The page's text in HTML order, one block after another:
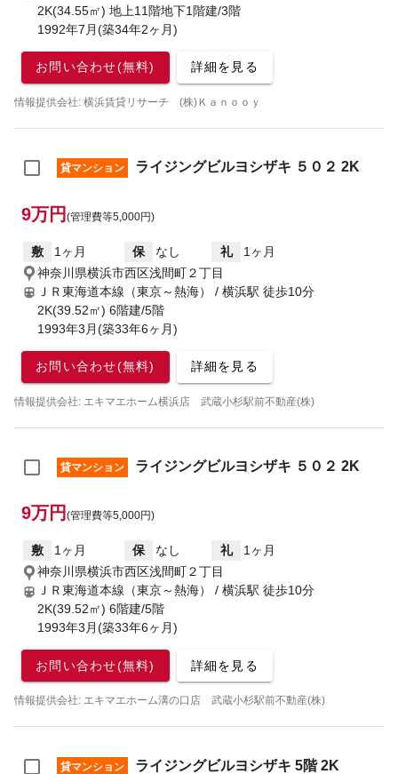
2K(34.55㎡) 地上11階地下1階建/3階
1992年7月(築34年2ヶ月)
お問い合わせ(無料) 詳細を見る
情報提供会社: 横浜賃貸リサーチ (株)Ｋａｎｏｏｙ
貸マンション ライジングビルヨシザキ ５０２ 2K
9万円 (管理費等5,000円)
敷 1ヶ月 保 なし 礼
1ヶ月
神奈川県横浜市西区浅間町２丁目
ＪＲ東海道本線（東京～熱海） / 横浜駅 徒歩10分
2K(39.52㎡) 6階建/5階
1993年3月(築33年6ヶ月)
お問い合わせ(無料) 詳細を見る
情報提供会社: エキマエホーム横浜店 武蔵小杉駅前不動産(株)
貸マンション ライジングビルヨシザキ ５０２ 2K
9万円 (管理費等5,000円)
敷 1ヶ月 保 なし 礼
1ヶ月
神奈川県横浜市西区浅間町２丁目
ＪＲ東海道本線（東京～熱海） / 横浜駅 徒歩10分
2K(39.52㎡) 6階建/5階
1993年3月(築33年6ヶ月)
お問い合わせ(無料) 詳細を見る
情報提供会社: エキマエホーム溝の口店 武蔵小杉駅前不動産(株)
貸マンション ライジングビルヨシザキ 5階 2K